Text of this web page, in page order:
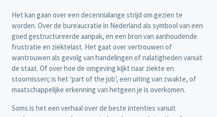
Het kan gaan over een decennialange strijd om gezien te
worden. Over de bureaucratie in Nederland als symbool van een
goed gestructureerde aanpak, en een bron van aanhoudende
frustratie en ziektelast. Het gaat over vertrouwen of
wantrouwen als gevolg van handelingen of nalatigheden vanuit
de staat. Of over hoe de omgeving kijkt naar ziekte en
stoornissen; is het ‘part of the job’, een uiting van zwakte, of
maatschappelijke erkenning van hetgeen je is overkomen.
Soms is het een verhaal over de beste intenties vanuit